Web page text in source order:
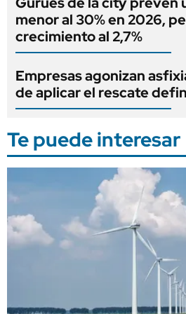
menor al 30% en 2026,
crecimiento al 2,7%
Empresas agonizan
de aplicar el rescate
Te puede interesar